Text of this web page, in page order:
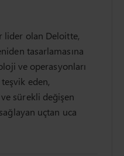
lider olan Deloitte,
tasarlamasına
ve operasyonları
eden,
sürekli değişen
uçtan uca